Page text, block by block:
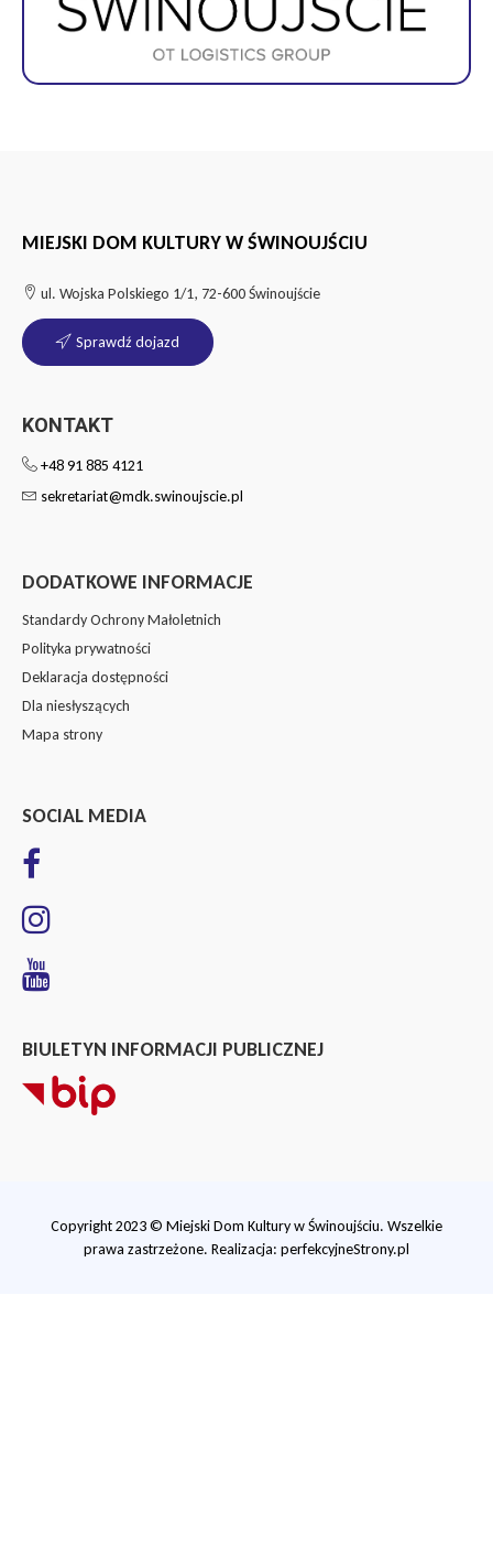
MIEJSKI DOM KULTURY W ŚWINOUJŚCIU
ul. Wojska Polskiego 1/1, 72-600 Świnoujście
Sprawdź dojazd
KONTAKT
+48 91 885 4121
sekretariat@mdk.swinoujscie.pl
DODATKOWE INFORMACJE
Standardy Ochrony Małoletnich
Polityka prywatności
Deklaracja dostępności
Dla niesłyszących
Mapa strony
SOCIAL MEDIA
BIULETYN INFORMACJI PUBLICZNEJ
Copyright 2023 © Miejski Dom Kultury w Świnoujściu. Wszelkie
prawa zastrzeżone. Realizacja: perfekcyjneStrony.pl